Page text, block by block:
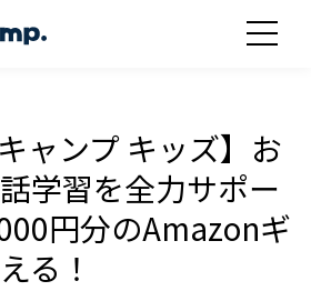
ャンプ キッズ】お
学習を全力サポー
円分のAmazonギ
る！